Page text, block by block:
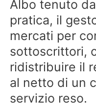
Albo tenuto
pratica, il
mercati per
sottoscrittori,
ridistribuire il
al netto di un
servizio reso.